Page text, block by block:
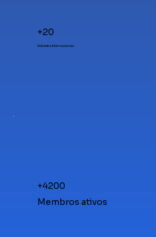
+20
Unidades Internacionais
+4200
Membros ativos